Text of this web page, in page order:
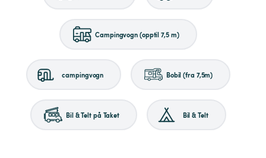
Campingvogn (opptil 7,5 m)
campingvogn Bobil (fra 7,5m)
Bil & Telt på Taket Bil & Telt